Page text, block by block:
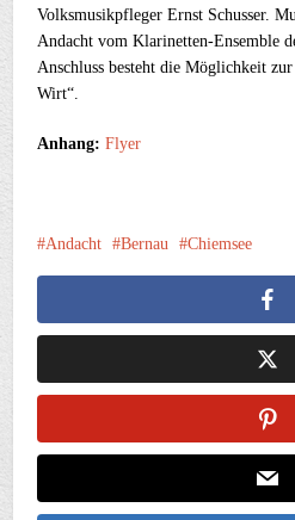
Volksmusikpfleger Ernst Schusser.
Andacht vom Klarinetten-Ensemble
Anschluss besteht die Möglichkeit
Wirt“.
Anhang:Flyer
Andacht Bernau Chiemsee